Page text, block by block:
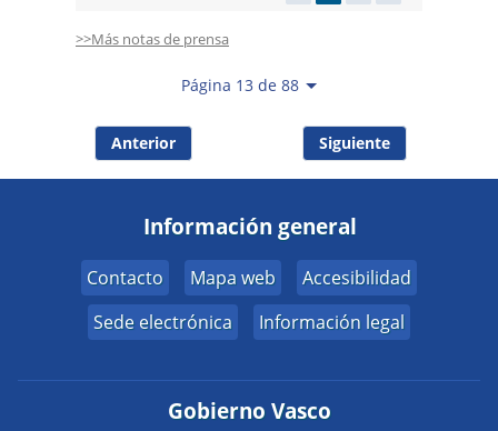
>>Más notas de prensa
Página 13 de 88
Anterior Siguiente
Información general
Contacto Mapa web
Accesibilidad
Sede electrónica
Información legal
Gobierno Vasco